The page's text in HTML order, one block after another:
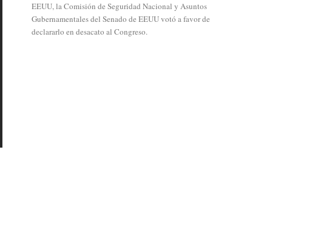
EEUU, la Comisión de Seguridad Nacional y Asuntos
Gubernamentales del Senado de EEUU votó a favor de
declararlo en desacato al Congreso.